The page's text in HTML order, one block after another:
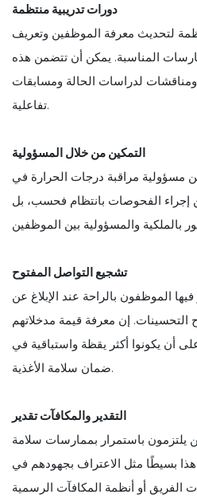
دورات تدريبية منتظمة
لتحديث معرفة الموظفين وتعريف
المناسبة. يمكن أن تتضمن هذه
لدراسات الحالة ومسابقات
تفاعلية.
التمكين من خلال المسؤولية
مسؤولية مراقبة درجات الحرارة في
إجراء الفحوصات بانتظام فحسب، بل
تشجيع التواصل المفتوح
الموظفون بالراحة عند الإبلاغ عن
التحسينات. إن معرفة قيمة مدخلاتهم
أن يكونوا أكثر يقظة واستباقية في
ضمان سلامة الأغذية.
التقدير والمكافآت تقدير
يلتزمون باستمرار بممارسات سلامة
هذا بسيطًا مثل الاعتراف بجهودهم في